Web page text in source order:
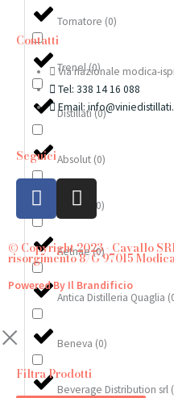
Tornatore (0)
Trenel(0)
Distillati(0)
Absolut (0)
Abuelo 0)
Aetnae(0)
Antica Distilleria Quaglia (
Beneva (0)
Beverage Distribution srl (
Contatti
Via nazionale modica-
Tel: 338 14 16 088
Email:
Seguici
F
a
c
e
b
o
o
k
-
f
I
n
s
t
a
g
r
m
© Copyright 2023 - Cavallo
risorgimento 8/G 97015
Powered By Il Brandificio
Filtra Prodotti